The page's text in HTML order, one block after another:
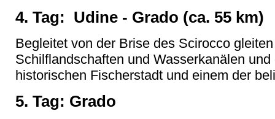
4. Tag: Udine - Grado (ca. 55 km)
Begleitet von der Brise des Scirocco
Schilflandschaften und Wasserkanälen
historischen Fischerstadt und einem der
5. Tag: Grado